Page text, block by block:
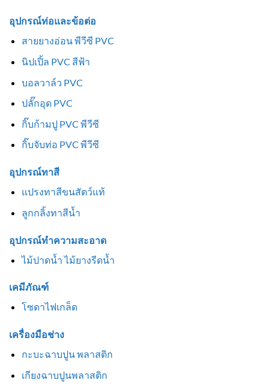
อุปกรณ์ท่อและข้อต่อ
สายยางอ่อน พีวีซี PVC
นิปเปิ้ล PVC สีฟ้า
บอลวาล์ว PVC
ปลั๊กอุด PVC
กิ๊บก้ามปู PVC พีวีซี
กิ๊บจับท่อ PVC พีวีซี
อุปกรณ์ทาสี
แปรงทาสีขนสัตว์แท้
ลูกกลิ้งทาสีน้ำ
อุปกรณ์ทำความสะอาด
ไม้ปาดน้ำ ไม้ยางรีดน้ำ
เคมีภัณฑ์
โซดาไฟเกล็ด
เครื่องมือช่าง
กะบะฉาบปูน พลาสติก
เกียงฉาบปูนพลาสติก